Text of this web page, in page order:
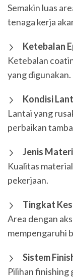
Semakin luas
tenaga kerja
Ketebalan
Ketebalan
yang digunakan.
Kondisi
Lantai yang
perbaikan
Jenis
Kualitas
pekerjaan.
Tingkat
Area dengan
mempengaruhi
Sistem
Pilihan finishing